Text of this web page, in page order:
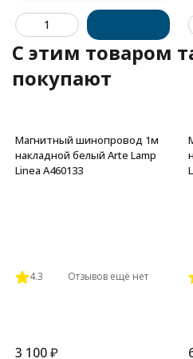
C этим товаром
покупают
Магнитный шинопровод 1м
накладной белый Arte Lamp
Linea A460133
4.3 Отзывов ещё нет
3 100₽